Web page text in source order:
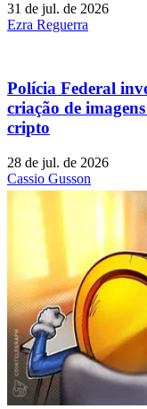
31 de jul. de 2026
Ezra Reguerra
Polícia Federal
criação de
cripto
28 de jul. de 2026
Cassio Gusson